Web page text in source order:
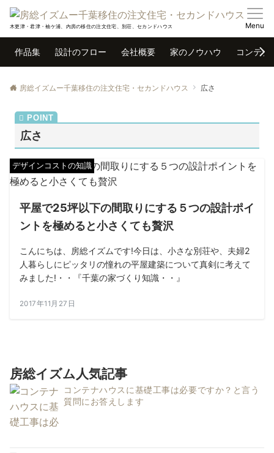
木更津・君津・袖ケ浦、内房の移住の注文住宅、別荘、セカンドハウス Menu
作品集 設計のフロー 会社概要 家のノウハウ コンテナ
房総イズムー千葉移住の注文住宅・セカンドハウス 広さ
広さ
デザインコストの知識
平屋で25坪以下の間取りにする５つの設計ポイ
ントを極めると小さくても贅沢
こんにちは、房総イズムです!今日は、小さな別荘や、夫婦2
人暮らしにピッタリの憧れの平屋建築について真剣に考えて
みました!・・『千葉の家づくり知識・・』
2017年11月27日
房総イズム人気記事
コンテナハウスに基礎工事は必要ですか？と言う
質問にお答えします